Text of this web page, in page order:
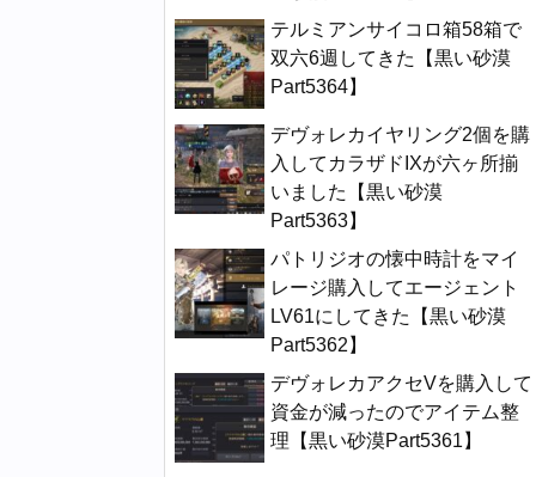
テルミアンサイコロ箱58箱で
双六6週してきた【黒い砂漠
Part5364】
デヴォレカイヤリング2個を購
入してカラザドIXが六ヶ所揃
いました【黒い砂漠
Part5363】
パトリジオの懐中時計をマイ
レージ購入してエージェント
LV61にしてきた【黒い砂漠
Part5362】
デヴォレカアクセVを購入して
資金が減ったのでアイテム整
理【黒い砂漠Part5361】